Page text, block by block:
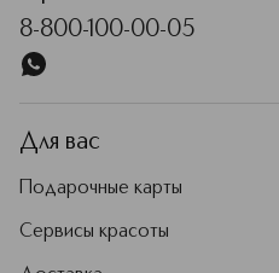
8-800-100-00-05
Для вас
Подарочные карты
Сервисы красоты